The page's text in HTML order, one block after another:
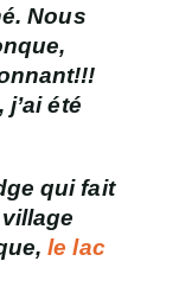
Nous
été
qui fait
le lac